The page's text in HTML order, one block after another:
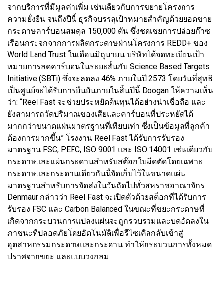
จากบริการที่มีมูลค่าเพิ่ม เช่นเดียวกับการขยายโครงการ
ความยั่งยืน จนถึงปีนี้ ธุรกิจบรรลุเป้าหมายสำคัญด้วยยอดขาย
กระดาษคาร์บอนสมดุล 150,000 ตัน ซึ่งชดเชยการปล่อยก๊าซ
เรือนกระจกจากการผลิตกระดาษผ่านโครงการ REDD+ ของ
World Land Trust ในเดือนมิถุนายน บริษัทได้จดทะเบียนเป้า
หมายการลดคาร์บอนในระยะสั้นกับ Science Based Targets
Initiative (SBTi) ซึ่งจะลดลง 46% ภายในปี 2573 โดยวันที่สุทธิ
เป็นศูนย์จะได้รับการยืนยันภายในสิ้นปีนี้ Doogan ให้ความเห็น
ว่า: “Reel Fast จะช่วยประหยัดต้นทุนได้อย่างน่าเชื่อถือ และ
ยังสามารถวัดปริมาณของเสียและคาร์บอนที่ประหยัดได้
มากกว่าขนาดแผ่นมาตรฐานที่เทียบเท่า ซึ่งเป็นข้อมูลที่ลูกค้า
ต้องการมากขึ้น” โรงงาน Reel Fast ได้รับการรับรอง
มาตรฐาน FSC, PEFC, ISO 9001 และ ISO 14001 เช่นเดียวกับ
กระดาษและแผ่นกระดานสำหรับสต๊อกใบมีดตัดโดยเฉพาะ
กระดาษและกระดานเดียวกันนี้จัดเก็บไว้ในขนาดแผ่น
มาตรฐานสำหรับการจัดส่งในวันถัดไปทั่วสหราชอาณาจักร
Denmaur กล่าวว่า Reel Fast จะเปิดตัวด้วยสต็อกที่ได้รับการ
รับรอง FSC และ Carbon Balanced ในขณะที่ขยะกระดาษที่
เกิดจากกระบวนการแปลงแผ่นจะถูกรวบรวมและบดอัดลงใน
ภาชนะที่ปลอดภัยโดยอัตโนมัติเพื่อรีไซเคิลกลับเข้าสู่
อุตสาหกรรมกระดาษและกระดาน ทำให้กระบวนการทั้งหมด
ปราศจากขยะ และแบบวงกลม